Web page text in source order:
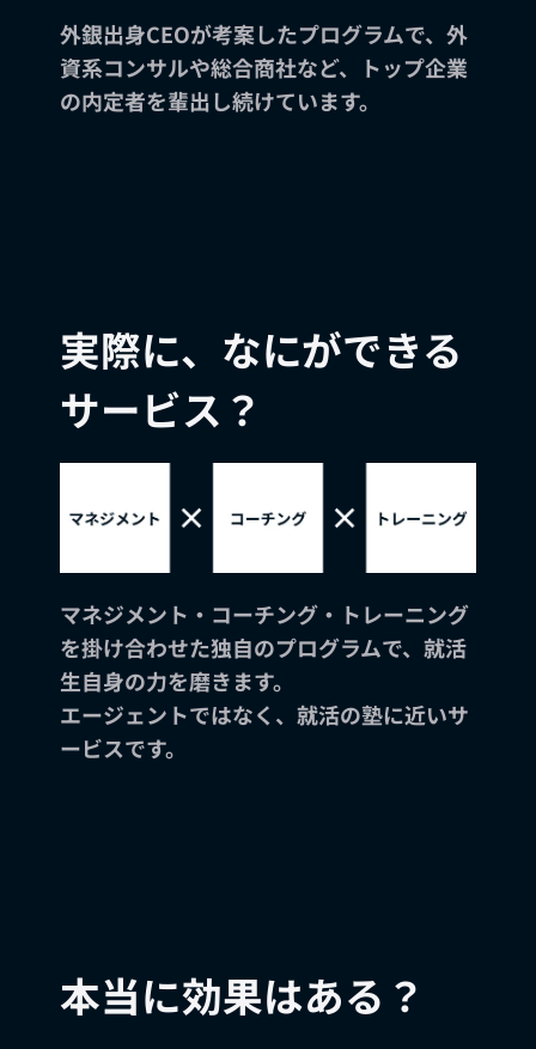
外銀出身CEOが考案したプログラムで、外
資系コンサルや総合商社など、トップ企業
の内定者を輩出し続けています。
実際に、なにができる
サービス？
マネジメント・コーチング・トレーニング
を掛け合わせた独自のプログラムで、就活
生自身の力を磨きます。
エージェントではなく、就活の塾に近いサ
ービスです。
本当に効果はある？